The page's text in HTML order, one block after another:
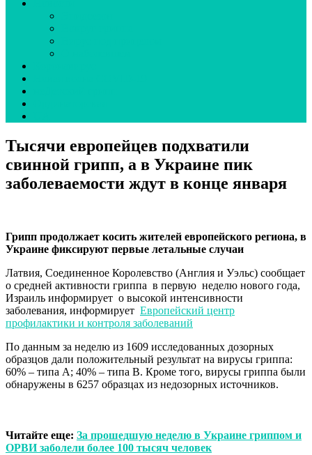
Тысячи европейцев подхватили
свинной грипп, а в Украине пик
заболеваемости ждут в конце января
Грипп продолжает косить жителей европейского региона, в
Украине фиксируют первые летальные случаи
Латвия, Соединенное Королевство (Англия и Уэльс) сообщает
о средней активности гриппа в первую неделю нового года,
Израиль информирует о высокой интенсивности
заболевания, информирует Европейский центр
профилактики и контроля заболеваний
По данным за неделю из 1609 исследованных дозорных
образцов дали положительный результат на вирусы гриппа:
60% – типа А; 40% – типа В. Кроме того, вирусы гриппа были
обнаружены в 6257 образцах из недозорных источников.
Читайте еще: За прошедшую неделю в Украине гриппом и
ОРВИ заболели более 100 тысяч человек